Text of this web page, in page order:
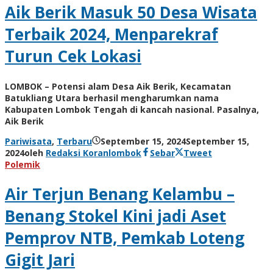
Aik Berik Masuk 50 Desa Wisata
Terbaik 2024, Menparekraf
Turun Cek Lokasi
LOMBOK – Potensi alam Desa Aik Berik, Kecamatan
Batukliang Utara berhasil mengharumkan nama
Kabupaten Lombok Tengah di kancah nasional. Pasalnya,
Aik Berik
Pariwisata, Terbaru September 15, 2024September 15,
2024oleh Redaksi Koranlombok Sebar
Tweet
Polemik
Air Terjun Benang Kelambu –
Benang Stokel Kini jadi Aset
Pemprov NTB, Pemkab Loteng
Gigit Jari